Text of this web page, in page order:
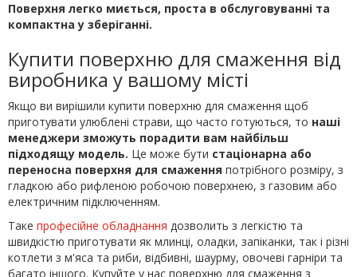
Поверхня легко миється, проста в обслуговуванні та
компактна у зберіганні.
Купити поверхню для смаження від
виробника у вашому місті
Якщо ви вирішили купити поверхню для смаження щоб
приготувати улюблені страви, що часто готуються, то наші
менеджери зможуть порадити вам найбільш
підходящу модель. Це може бути стаціонарна або
переносна поверхня для смаження потрібного розміру, з
гладкою або рифленою робочою поверхнею, з газовим або
електричним підключенням.
Таке професійне обладнання дозволить з легкістю та
швидкістю приготувати як млинці, оладки, запіканки, так і різні
котлети з м'яса та риби, відбивні, шаурму, овочеві гарніри та
багато іншого. Купуйте у нас поверхню для смаження з